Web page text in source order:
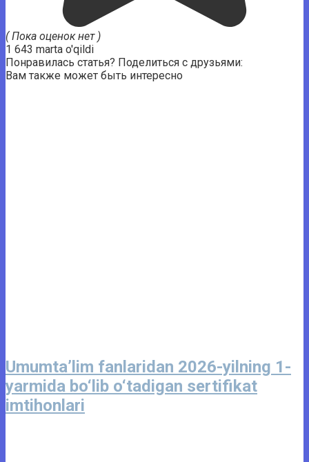
( Пока оценок нет )
1 643 marta o'qildi
Понравилась статья? Поделиться с друзьями:
Вам также может быть интересно
Umumta’lim fanlaridan 2026-yilning 1-
yarmida bo‘lib o‘tadigan sertifikat
imtihonlari